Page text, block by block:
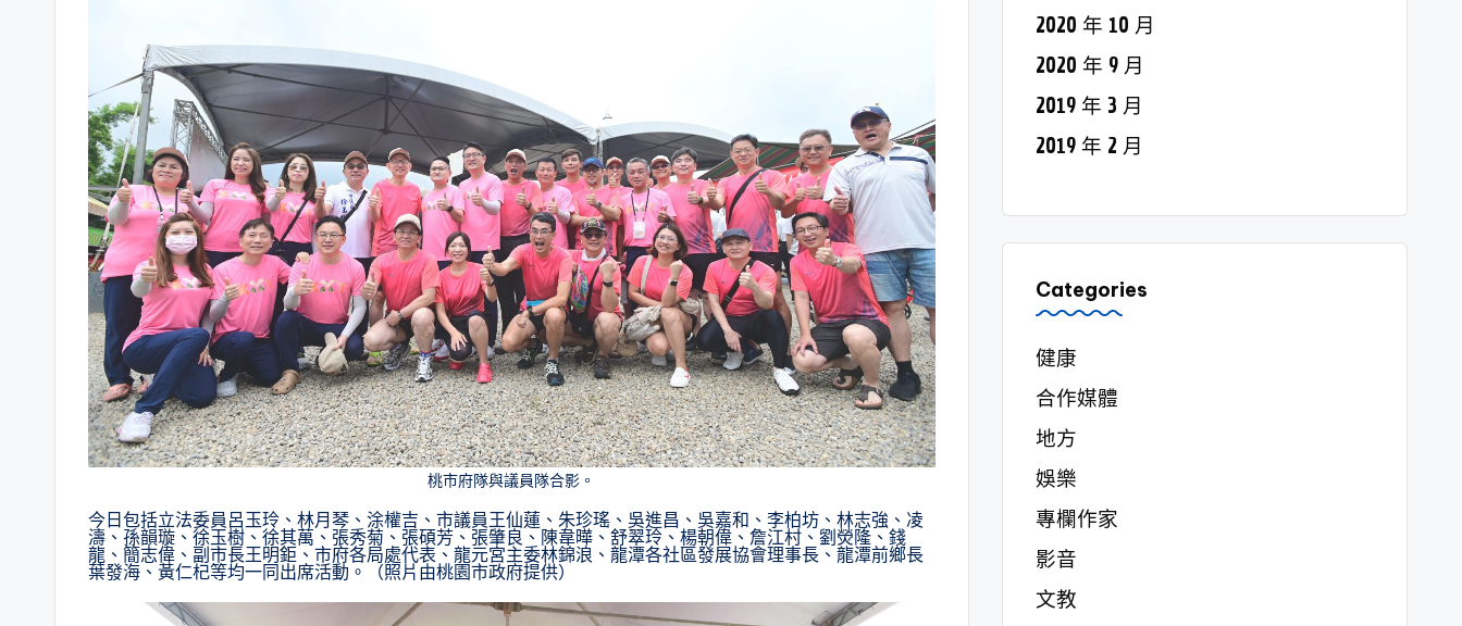
桃市府隊與議員隊合影。
今日包括立法委員呂玉玲、林月琴、涂權吉、市議員王仙蓮、朱珍瑤、吳進昌、吳嘉和、李柏坊、林志強、凌
濤、孫韻璇、徐玉樹、徐其萬、張秀菊、張碩芳、張肇良、陳韋曄、舒翠玲、楊朝偉、詹江村、劉熒隆、錢
龍、簡志偉、副市長王明鉅、市府各局處代表、龍元宮主委林錦浪、龍潭各社區發展協會理事長、龍潭前鄉長
葉發海、黃仁杞等均一同出席活動。（照片由桃園市政府提供）
2020 年 10 月
2020 年 9 月
2019 年 3 月
2019 年 2 月
Categories
健康
合作媒體
地方
娛樂
專欄作家
影音
文教